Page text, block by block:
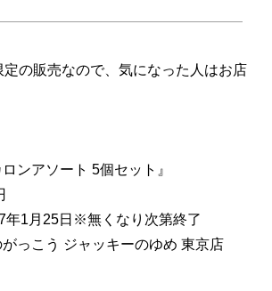
の販売なので、気になった人はお店
ンアソート 5個セット』
年1月25日※無くなり次第終了
っこう ジャッキーのゆめ 東京店